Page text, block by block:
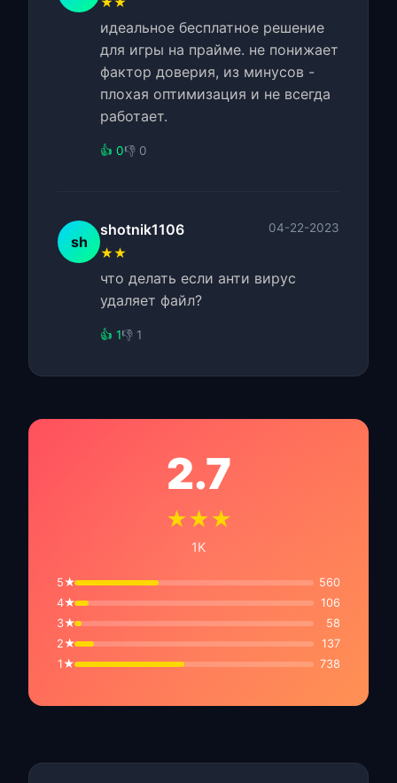
идеальное бесплатное решение
для игры на прайме. не понижает
фактор доверия, из минусов -
плохая оптимизация и не всегда
работает.
👍 0👎 0
sh
shotnik1106 04-22-2023
★★
что делать если анти вирус
удаляет файл?
👍 1👎 1
2.7
★★★
1K
5★
560
4★
106
3★
58
2★
137
1★
738